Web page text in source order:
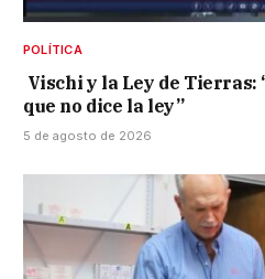
POLÍTICA
Vischi y la Ley de Tierras:
que no dice la ley”
5 de agosto de 2026